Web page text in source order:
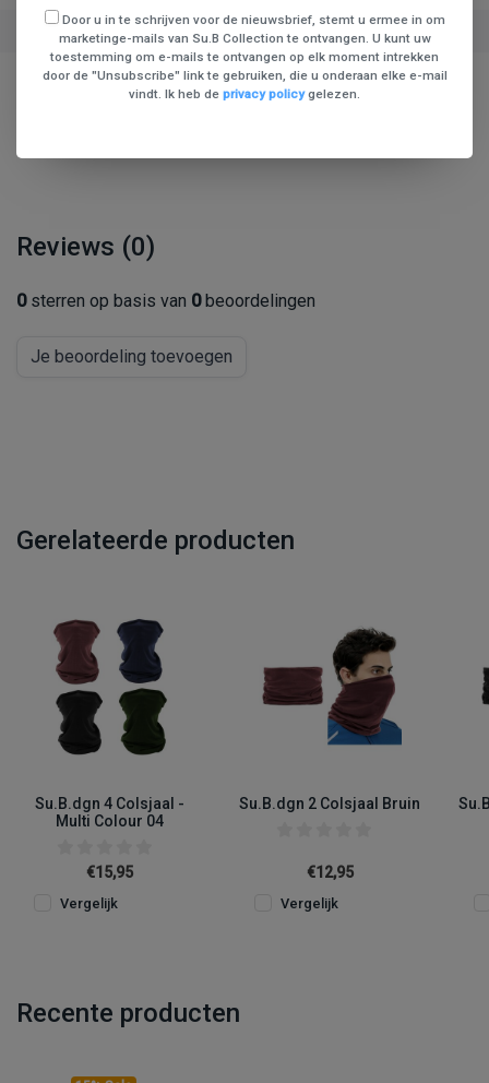
Beschikbaarheid op voorraad
Reviews (0)
0sterren op basis van 0beoordelingen
Je beoordeling toevoegen
Gerelateerde producten
Su.B.dgn 4 Colsjaal -
Multi Colour 04
€15,95
Vergelijk
Su.B.dgn 2 Colsjaal Bruin
€12,95
Vergelijk
Recente producten
Door u in te schrijven voor de nieuwsbrief, stemt u ermee in om
marketinge-mails van Su.B Collection te ontvangen. U kunt uw
toestemming om e-mails te ontvangen op elk moment intrekken
door de "Unsubscribe" link te gebruiken, die u onderaan elke e-mail
vindt. Ik heb de privacy policygelezen.